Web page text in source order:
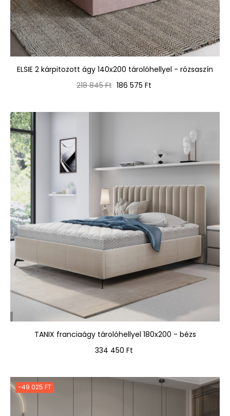
ELSIE 2 kárpitozott ágy 140x200 tárolóhellyel - rózsaszín
Normál
218 845 Ft Ár
186 575 Ft
TANIX franciaágy tárolóhellyel 180x200 - bézs
Ár
334 450 Ft
-49 025 FT